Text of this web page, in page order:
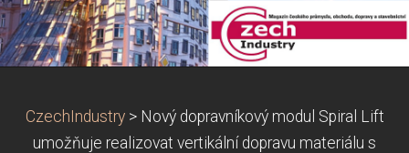
CzechIndustry > Nový dopravníkový modul Spiral Lift
umožňuje realizovat vertikální dopravu materiálu s